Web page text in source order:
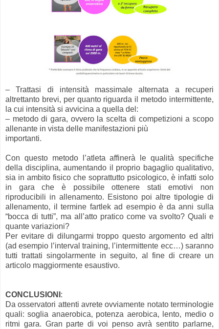
– Trattasi di intensità massimale alternata a recuperi
altrettanto brevi, per quanto riguarda il metodo intermittente,
la cui intensità si avvicina a quella del:
– metodo di gara, ovvero la scelta di competizioni a scopo
allenante in vista delle manifestazioni più
importanti.
Con questo metodo l’atleta affinerà le qualità specifiche
della disciplina, aumentando il proprio bagaglio qualitativo,
sia in ambito fisico che soprattutto psicologico, è infatti solo
in gara che è possibile ottenere stati emotivi non
riproducibili in allenamento. Esistono poi altre tipologie di
allenamento, il termine fartlek ad esempio è da anni sulla
“bocca di tutti”, ma all’atto pratico come va svolto? Quali e
quante variazioni?
Per evitare di dilungarmi troppo questo argomento ed altri
(ad esempio l’interval training, l’intermittente ecc…) saranno
tutti trattati singolarmente in seguito, al fine di creare un
articolo maggiormente esaustivo.
CONCLUSIONI :
Da osservatori attenti avrete ovviamente notato terminologie
quali: soglia anaerobica, potenza aerobica, lento, medio o
ritmi gara. Gran parte di voi penso avrà sentito parlarne,